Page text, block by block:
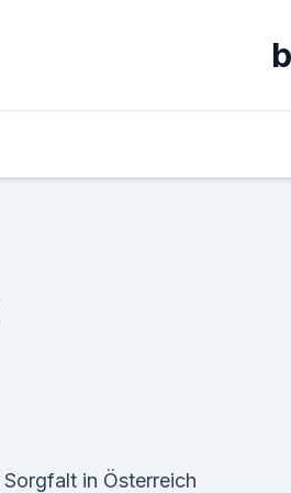
in Österreich